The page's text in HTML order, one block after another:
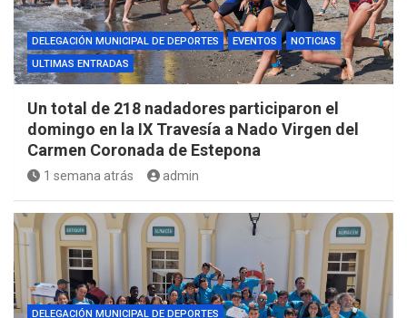
DELEGACIÓN MUNICIPAL DE DEPORTES EVENTOS
NOTICIAS
ULTIMAS ENTRADAS
Un total de 218 nadadores participaron el
domingo en la IX Travesía a Nado Virgen del
Carmen Coronada de Estepona
1 semana atrás admin
DELEGACIÓN MUNICIPAL DE DEPORTES